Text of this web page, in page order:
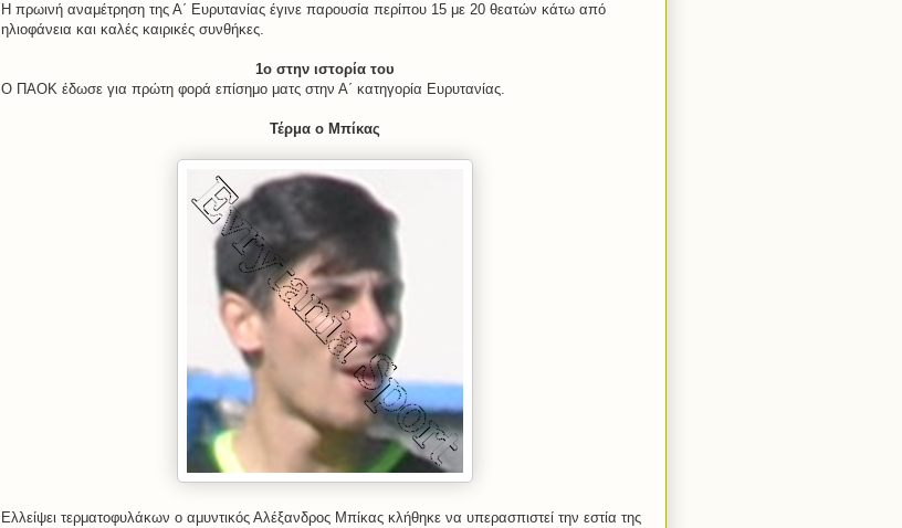
Η πρωινή αναμέτρηση της Α΄ Ευρυτανίας έγινε παρουσία περίπου 15 με 20 θεατών κάτω από
ηλιοφάνεια και καλές καιρικές συνθήκες.
1ο στην ιστορία του
Ο ΠΑΟΚ έδωσε για πρώτη φορά επίσημο ματς στην Α΄ κατηγορία Ευρυτανίας.
Τέρμα ο Μπίκας
Ελλείψει τερματοφυλάκων ο αμυντικός Αλέξανδρος Μπίκας κλήθηκε να υπερασπιστεί την εστία της